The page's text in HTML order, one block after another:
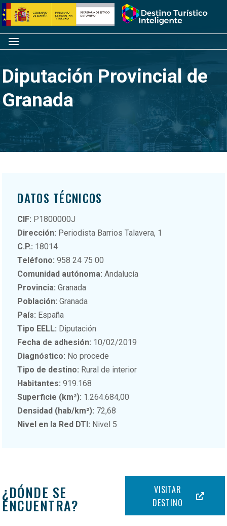
Saltar
al
contenido
Inicio
Menú
Diputación Provincial de
Granada
DATOS TÉCNICOS
CIF: P1800000J
Dirección: Periodista Barrios Talavera, 1
C.P.: 18014
Teléfono: 958 24 75 00
Comunidad autónoma: Andalucía
Provincia: Granada
Población: Granada
País: España
Tipo EELL: Diputación
Fecha de adhesión: 10/02/2019
Diagnóstico: No procede
Tipo de destino: Rural de interior
Habitantes: 919.168
Superficie (km²): 1.264.684,00
Densidad (hab/km²): 72,68
Nivel en la Red DTI: Nivel 5
¿DÓNDE SE
ENCUENTRA?
VISITAR
DESTINO